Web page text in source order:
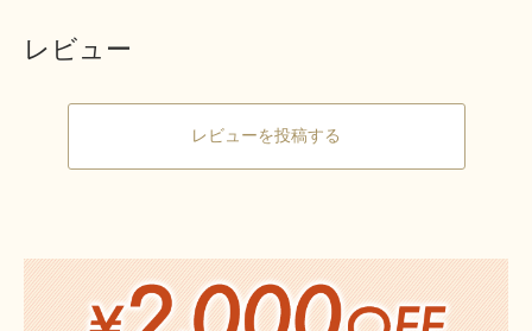
レビュー
レビューを投稿する